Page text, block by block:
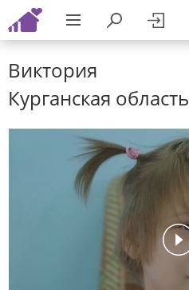
Виктория
Курганская область